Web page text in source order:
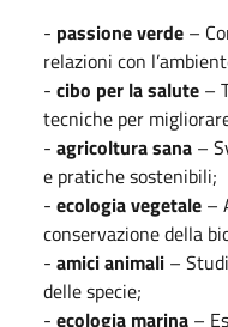
- passione verde –
relazioni con
- cibo per la salute –
tecniche per
- agricoltura sana –
e pratiche sostenibili;
- ecologia vegetale –
conservazione della
- amici animali –
delle specie;
- ecologia marina –